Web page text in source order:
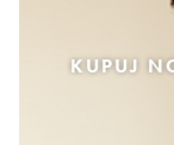
KUPUJ